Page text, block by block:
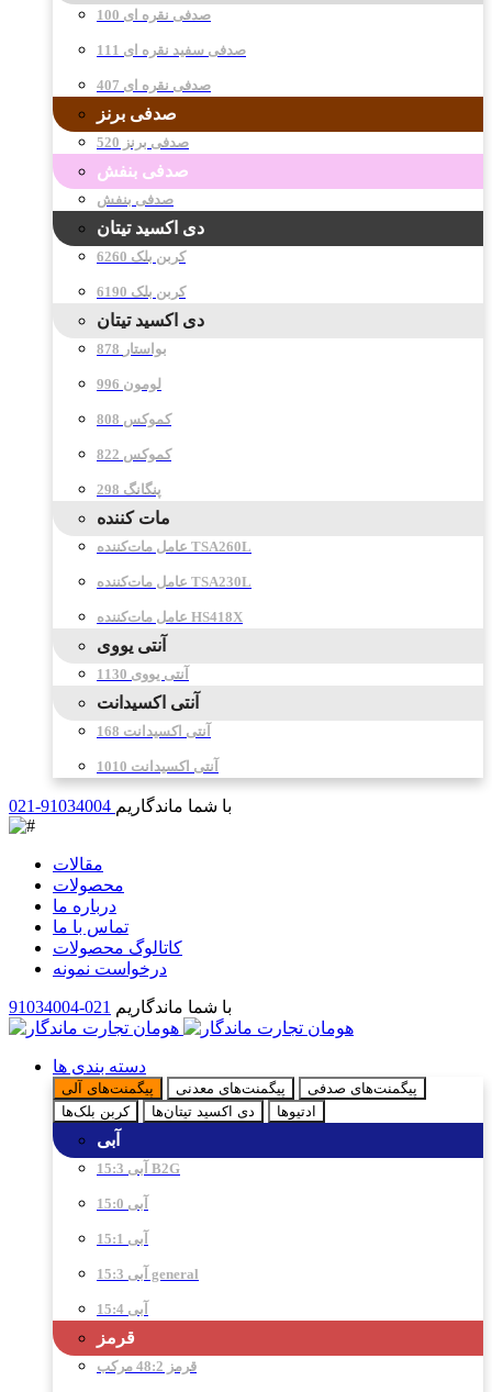
صدفی نقره ای 100
صدفی سفید نقره ای 111
صدفی نقره ای 407
صدفی برنز
صدفی برنز 520
صدفی بنفش
صدفی بنفش
دی اکسید تیتان
کربن بلک 6260
کربن بلک 6190
دی اکسید تیتان
878 بواستار
996 لومون
808 کموکس
822 کموکس
298 پنگانگ
مات کننده
عامل مات‌کننده TSA260L
عامل مات‌کننده TSA230L
عامل مات‌کننده HS418X
آنتی یووی
آنتی یووی 1130
آنتی اکسیدانت
آنتی اکسیدانت 168
آنتی اکسیدانت 1010
021-91034004 با شما ماندگاریم
مقالات
محصولات
درباره ما
تماس با ما
کاتالوگ محصولات
درخواست نمونه
با شما ماندگاریم 021-91034004
دسته بندی ها
پیگمنت‌های آلی پیگمنت‌های معدنی
پیگمنت‌های صدفی
کربن بلک‌ها
دی اکسید تیتان‌ها ادتیو‌ها
آبی
آبی 15:3 B2G
آبی 15:0
آبی 15:1
آبی 15:3 general
آبی 15:4
قرمز
قرمز 48:2 مرکب